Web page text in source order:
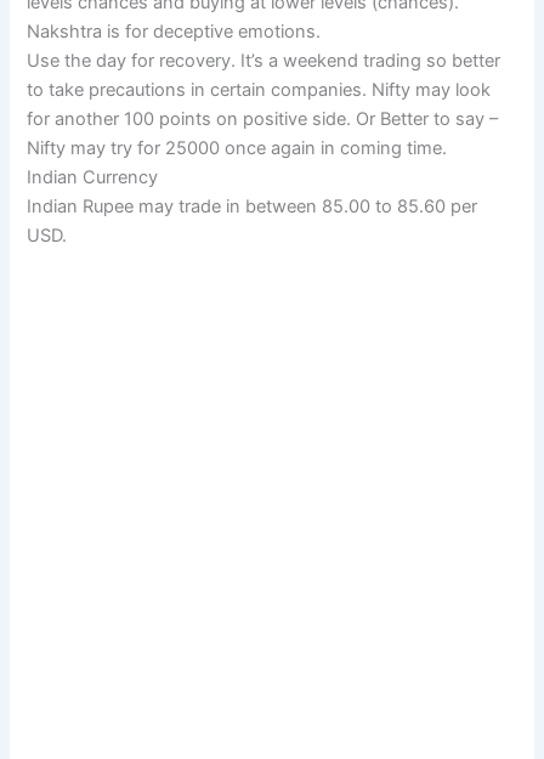
Nakshtra is for deceptive emotions.
Use the day for recovery. It’s a weekend trading so better
to take precautions in certain companies. Nifty may look
for another 100 points on positive side. Or Better to say –
Nifty may try for 25000 once again in coming time.
Indian Currency
Indian Rupee may trade in between 85.00 to 85.60 per
USD.